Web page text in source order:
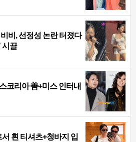
비, 선정성 논란 터졌다
시끌
코리아 善+미스 인터내
흰 티셔츠+청바지 입